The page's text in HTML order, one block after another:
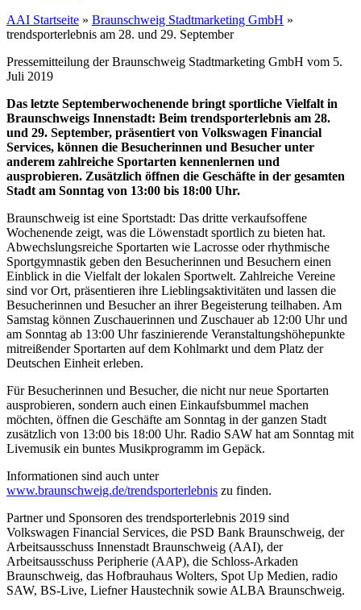
AAI Startseite » Braunschweig Stadtmarketing GmbH »
trendsporterlebnis am 28. und 29. September
Pressemitteilung der Braunschweig Stadtmarketing GmbH vom 5.
Juli 2019
Das letzte Septemberwochenende bringt sportliche Vielfalt in
Braunschweigs Innenstadt: Beim trendsporterlebnis am 28.
und 29. September, präsentiert von Volkswagen Financial
Services, können die Besucherinnen und Besucher unter
anderem zahlreiche Sportarten kennenlernen und
ausprobieren. Zusätzlich öffnen die Geschäfte in der gesamten
Stadt am Sonntag von 13:00 bis 18:00 Uhr.
Braunschweig ist eine Sportstadt: Das dritte verkaufsoffene
Wochenende zeigt, was die Löwenstadt sportlich zu bieten hat.
Abwechslungsreiche Sportarten wie Lacrosse oder rhythmische
Sportgymnastik geben den Besucherinnen und Besuchern einen
Einblick in die Vielfalt der lokalen Sportwelt. Zahlreiche Vereine
sind vor Ort, präsentieren ihre Lieblingsaktivitäten und lassen die
Besucherinnen und Besucher an ihrer Begeisterung teilhaben. Am
Samstag können Zuschauerinnen und Zuschauer ab 12:00 Uhr und
am Sonntag ab 13:00 Uhr faszinierende Veranstaltungshöhepunkte
mitreißender Sportarten auf dem Kohlmarkt und dem Platz der
Deutschen Einheit erleben.
Für Besucherinnen und Besucher, die nicht nur neue Sportarten
ausprobieren, sondern auch einen Einkaufsbummel machen
möchten, öffnen die Geschäfte am Sonntag in der ganzen Stadt
zusätzlich von 13:00 bis 18:00 Uhr. Radio SAW hat am Sonntag mit
Livemusik ein buntes Musikprogramm im Gepäck.
Informationen sind auch unter
www.braunschweig.de/trendsporterlebnis zu finden.
Partner und Sponsoren des trendsporterlebnis 2019 sind
Volkswagen Financial Services, die PSD Bank Braunschweig, der
Arbeitsausschuss Innenstadt Braunschweig (AAI), der
Arbeitsausschuss Peripherie (AAP), die Schloss-Arkaden
Braunschweig, das Hofbrauhaus Wolters, Spot Up Medien, radio
SAW, BS-Live, Liefner Haustechnik sowie ALBA Braunschweig.